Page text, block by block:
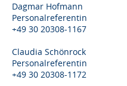
Dagmar Hofmann
Personalreferentin
+49 30 20308-1167
Claudia Schönrock
Personalreferentin
+49 30 20308-1172